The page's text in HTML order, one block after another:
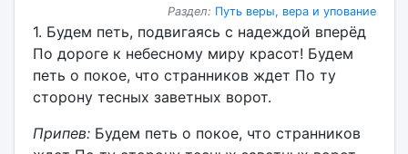
Раздел: Путь веры, вера и упование
1. Будем петь, подвигаясь с надеждой вперёд
По дороге к небесному миру красот! Будем
петь о покое, что странников ждет По ту
сторону тесных заветных ворот.
Припев:Будем петь о покое, что странников